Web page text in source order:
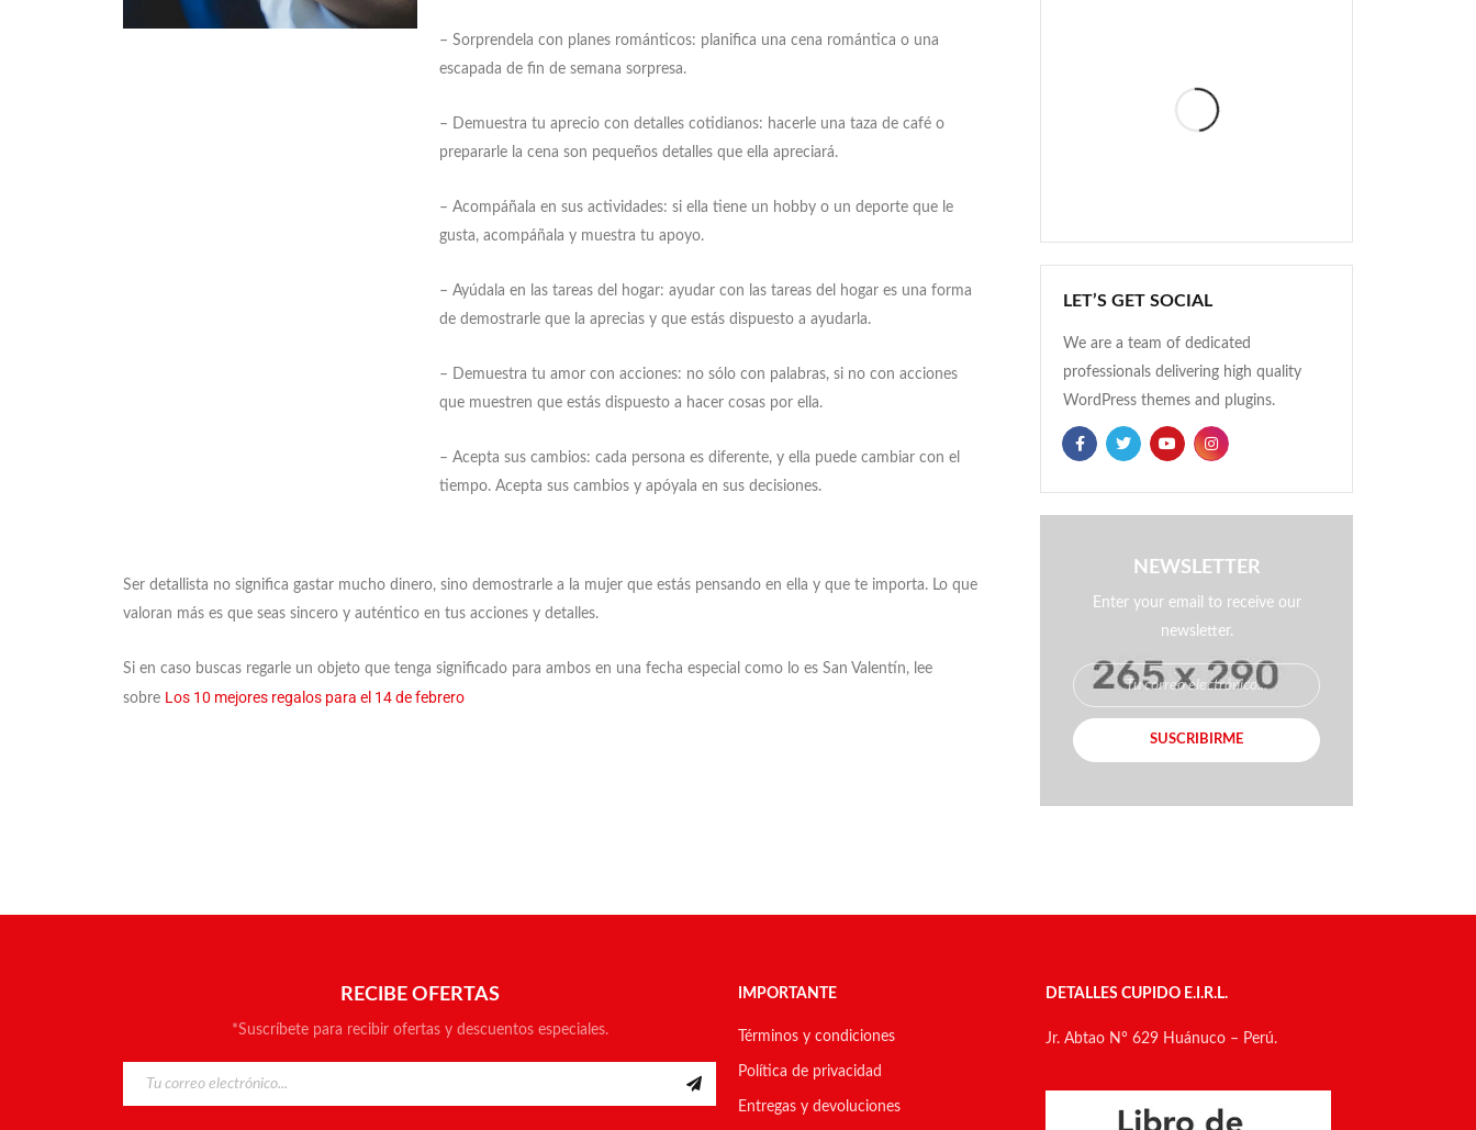
– Sorprendela con planes románticos: planifica una cena romántica o una
escapada de fin de semana sorpresa.
– Demuestra tu aprecio con detalles cotidianos: hacerle una taza de café o
prepararle la cena son pequeños detalles que ella apreciará.
– Acompáñala en sus actividades: si ella tiene un hobby o un deporte que le
gusta, acompáñala y muestra tu apoyo.
– Ayúdala en las tareas del hogar: ayudar con las tareas del hogar es una forma
de demostrarle que la aprecias y que estás dispuesto a ayudarla.
– Demuestra tu amor con acciones: no sólo con palabras, si no con acciones
que muestren que estás dispuesto a hacer cosas por ella.
– Acepta sus cambios: cada persona es diferente, y ella puede cambiar con el
tiempo. Acepta sus cambios y apóyala en sus decisiones.
Ser detallista no significa gastar mucho dinero, sino demostrarle a la mujer que estás pensando en ella y que te importa. Lo que
valoran más es que seas sincero y auténtico en tus acciones y detalles.
Si en caso buscas regarle un objeto que tenga significado para ambos en una fecha especial como lo es San Valentín, lee
sobre Los 10 mejores regalos para el 14 de febrero
LET’S GET SOCIAL
We are a team of dedicated
professionals delivering high quality
WordPress themes and plugins.
NEWSLETTER
Enter your email to receive our
newsletter.
SUSCRIBIRME
RECIBE OFERTAS
*Suscríbete para recibir ofertas y descuentos especiales.
IMPORTANTE
Términos y condiciones
Política de privacidad
Entregas y devoluciones
DETALLES CUPIDO E.I.R.L.
Jr. Abtao N° 629 Huánuco – Perú.